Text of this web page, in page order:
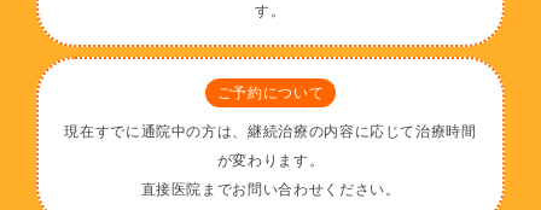
す。
ご予約について
現在すでに通院中の方は、継続治療の内容に応じて治療時間
が変わります。
直接医院までお問い合わせください。